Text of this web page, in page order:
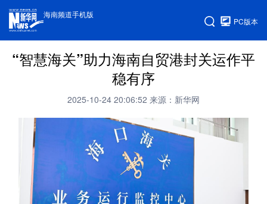
海南频道手机版
PC版本
“智慧海关”助力海南自贸港封关运作平
稳有序
2025-10-24 20:06:52 来源：新华网